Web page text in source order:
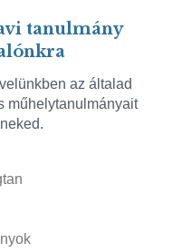
tanulmány
az általad
műhelytanulmányait